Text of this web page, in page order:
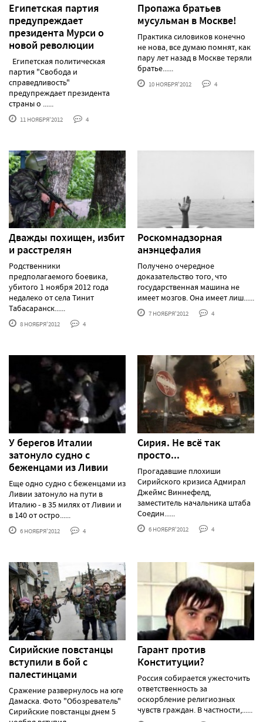
Египетская партия
предупреждает
президента Мурси о
новой революции
Египетская политическая
партия "Свобода и
справедливость"
предупреждает президента
страны о ......
11 НОЯБРЯ'2012 4
Пропажа братьев
мусульман в Москве!
Практика силовиков конечно
не нова, все думаю помнят, как
пару лет назад в Москве теряли
братье......
10 НОЯБРЯ'2012 4
Дважды похищен, избит
и расстрелян
Родственники
предполагаемого боевика,
убитого 1 ноября 2012 года
недалеко от села Тинит
Табасаранск......
8 НОЯБРЯ'2012 4
Роскомнадзорная
анэнцефалия
Получено очередное
доказательство того, что
государственная машина не
имеет мозгов. Она имеет лиш......
7 НОЯБРЯ'2012 4
У берегов Италии
затонуло судно с
беженцами из Ливии
Еще одно судно с беженцами из
Ливии затонуло на пути в
Италию - в 35 милях от Ливии и
в 140 от остро......
6 НОЯБРЯ'2012 4
Сирия. Не всё так
просто...
Прогадавшие плохиши
Сирийского кризиса Адмирал
Джеймс Виннефелд,
заместитель начальника штаба
Соедин......
6 НОЯБРЯ'2012 4
Сирийские повстанцы
вступили в бой с
палестинцами
Сражение развернулось на юге
Дамаска. Фото "Обозреватель"
Сирийские повстанцы днем 5
Гарант против
Конституции?
Россия собирается ужесточить
ответственность за
оскорбление религиозных
чувств граждан. В частности,......